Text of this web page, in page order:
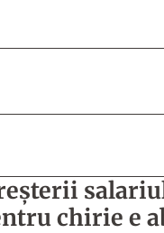
chirie e